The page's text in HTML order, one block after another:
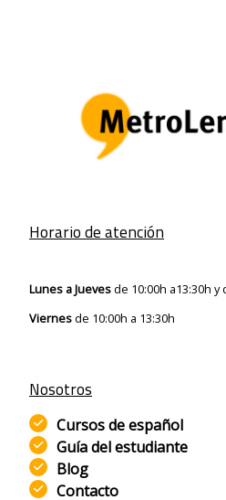
Horario de atención
Lunes a Juevesde 10:00h a13:30h y
Viernesde 10:00h a 13:30h
Nosotros
Cursos deespañol
Guía del estudiante
Blog
Contacto